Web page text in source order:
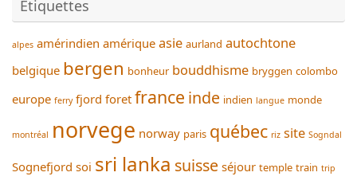
Étiquettes
alpes amérindien amérique asie aurland autochtone
belgique bergen bonheur bouddhisme bryggen colombo
europe ferry fjord foret france inde indien langue monde
montréal norvege norway paris québec riz site Sogndal
Sognefjord soi sri lanka suisse séjour temple train trip